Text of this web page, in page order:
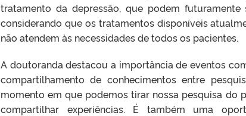
tratamento da depressão, que podem
considerando que os tratamentos disponíveis
não atendem às necessidades de todos os pacientes.
A doutoranda destacou a importância de eventos
compartilhamento de conhecimentos entre
momento em que podemos tirar nossa pesquisa do
compartilhar experiências. É também uma